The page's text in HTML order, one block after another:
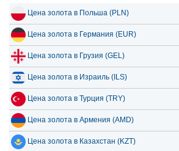
Цена золота в Польша (PLN)
Цена золота в Германия (EUR)
Цена золота в Грузия (GEL)
Цена золота в Израиль (ILS)
Цена золота в Турция (TRY)
Цена золота в Армения (AMD)
Цена золота в Казахстан (KZT)